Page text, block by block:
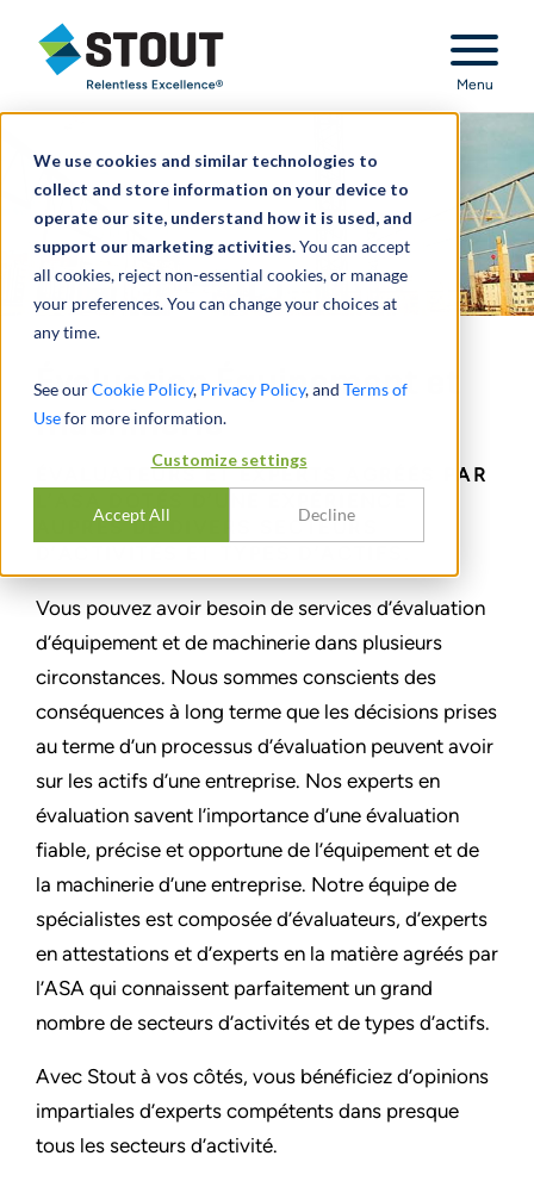
We use cookies and similar technologies to
collect and store information on your device to
operate our site, understand how it is used, and
support our marketing activities.You can accept
all cookies, reject non-essential cookies, or manage
your preferences. You can change your choices at
any time.
See ourCookie Policy, Privacy Policy, and Terms of
Usefor more information.
Customize settings
Accept All Decline
Stout Relentless Excellence
Menu
Évaluation Équipement et
machinerie
ÉVALUATEURS ET EXPERTS AGRÉÉS PAR
AUPRÈS DE DIVERS SECTEURS
Vous pouvez avoir besoin de services d’évaluation
d’équipement et de machinerie dans plusieurs
circonstances. Nous sommes conscients des
conséquences à long terme que les décisions prises
au terme d’un processus d’évaluation peuvent avoir
sur les actifs d’une entreprise. Nos experts en
évaluation savent l’importance d’une évaluation
fiable, précise et opportune de l’équipement et de
la machinerie d’une entreprise. Notre équipe de
spécialistes est composée d’évaluateurs, d’experts
en attestations et d’experts en la matière agréés par
l’ASA qui connaissent parfaitement un grand
nombre de secteurs d’activités et de types d’actifs.
Avec Stout à vos côtés, vous bénéficiez d’opinions
impartiales d’experts compétents dans presque
tous les secteurs d’activité.